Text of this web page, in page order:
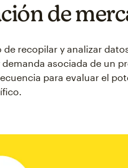
de
recopilar y analizar
asociada de un
para evaluar el